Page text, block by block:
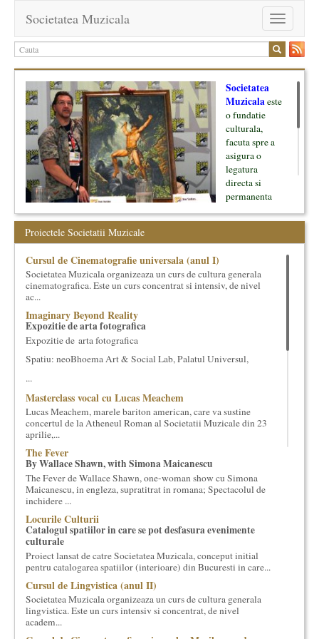
Toggle
navigation
Societatea Muzicala
Societatea
Muzicalaeste
o fundatie
culturala,
facuta spre a
asigura o
legatura
directa si
permanenta
oamenii ei, pe
inceput cu muzica clasica - si de aici numele -, insa acum
dezvoltam proiecte si in alte domenii ale culturii.
Facem management cultural, dezvoltam si administram proiecte
proprii sau preluate, modele si sisteme de finantare, marketing
cultural si consultanta. Organizam concursuri, concerte si
evenimente culturale, private sau publice, tinem cursuri de
cultura generala muzicala, teatrala, filosofica si de alte feluri.
cei care il finantateaza sunt in rubricile de mai jos.
Proiectele Societatii Muzicale
Cursul de Cinematografie universala (anul I)
Societatea Muzicala organizeaza un curs de cultura generala
cinematografica. Este un curs concentrat si intensiv, de nivel
ac...
Imaginary Beyond Reality
Expozitie de arta fotografica
Expozitie de arta fotografica
Spatiu: neoBhoema Art & Social Lab, Palatul Universul,
...
Masterclass vocal cu Lucas Meachem
Lucas Meachem, marele bariton american, care va sustine
concertul de la Atheneul Roman al Societatii Muzicale din 23
aprilie,...
The Fever
By Wallace Shawn, with Simona Maicanescu
The Fever de Wallace Shawn, one-woman show cu Simona
Maicanescu, in engleza, supratitrat in romana; Spectacolul de
inchidere ...
Locurile Culturii
Catalogul spatiilor in care se pot desfasura evenimente
culturale
Proiect lansat de catre Societatea Muzicala, conceput initial
pentru catalogarea spatiilor (interioare) din Bucuresti in care...
Cursul de Lingvistica (anul II)
Societatea Muzicala organizeaza un curs de cultura generala
lingvistica. Este un curs intensiv si concentrat, de nivel
academ...